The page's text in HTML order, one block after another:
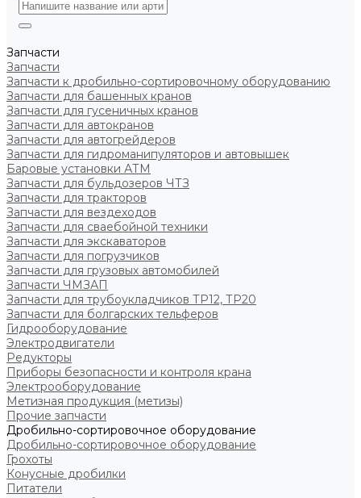
Запчасти
Запчасти
Запчасти к дробильно-сортировочному оборудованию
Запчасти для башенных кранов
Запчасти для гусеничных кранов
Запчасти для автокранов
Запчасти для автогрейдеров
Запчасти для гидроманипуляторов и автовышек
Баровые установки АТМ
Запчасти для бульдозеров ЧТЗ
Запчасти для тракторов
Запчасти для вездеходов
Запчасти для сваебойной техники
Запчасти для экскаваторов
Запчасти для погрузчиков
Запчасти для грузовых автомобилей
Запчасти ЧМЗАП
Запчасти для трубоукладчиков ТР12, ТР20
Запчасти для болгарских тельферов
Гидрооборудование
Электродвигатели
Редукторы
Приборы безопасности и контроля крана
Электрооборудование
Метизная продукция (метизы)
Прочие запчасти
Дробильно-сортировочное оборудование
Дробильно-сортировочное оборудование
Грохоты
Конусные дробилки
Питатели